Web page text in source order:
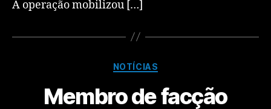
A operação mobilizou […]
NOTÍCIAS
Membro de facção